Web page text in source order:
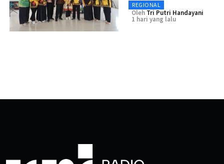
REGIONAL
Oleh Tri Putri Handayani
1 hari yang lalu